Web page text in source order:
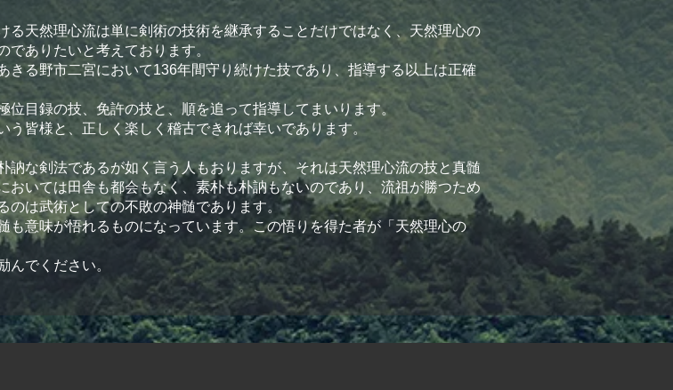
天然理心流は単に剣術の技術を継承することだけではなく、天然理心の
ありたいと考えております。
る野市二宮において136年間守り続けた技であり、指導する以上は正確
目録の技、免許の技と、順を追って指導してまいります。
皆様と、正しく楽しく稽古できれば幸いであります。
な剣法であるが如く言う人もおりますが、それは天然理心流の技と真髄
おいては田舎も都会もなく、素朴も朴訥もないのであり、流祖が勝つため
のは武術としての不敗の神髄であります。
意味が悟れるものになっています。この悟りを得た者が「天然理心の
でください。